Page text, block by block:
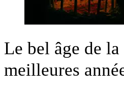
Le bel âge de
meilleures